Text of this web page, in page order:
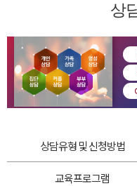
상
상담유형 및 신청방법
교육프로그램